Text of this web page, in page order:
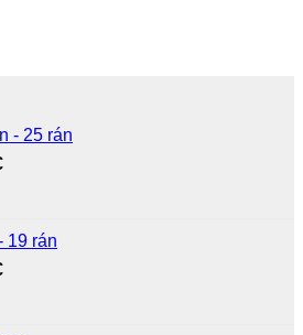
- 25 rán
19 rán